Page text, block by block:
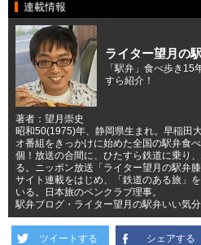
連載情報
ライター望月の
「駅弁」食べ歩き15
すら紹介！
著者：望月崇史
昭和50(1975)年、静岡県生まれ。早稲田
オ番組をきっかけに始めた全国の駅弁食
個！放送の合間に、ひたすら鉄道に乗り
る。ニッポン放送「ライター望月の駅弁
サイト連載をはじめ、「鉄道のある旅」
いる。日本旅のペンクラブ理事。
駅弁ブログ・ライター望月の駅弁いい気分
ツイートする シェアする